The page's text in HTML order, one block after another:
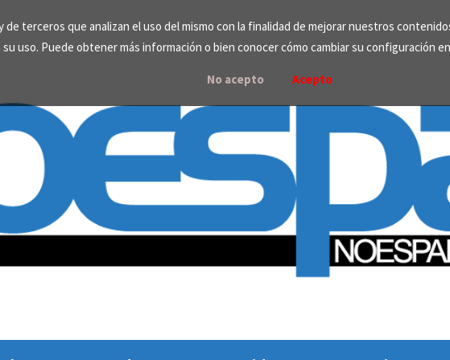
terceros que analizan el uso del mismo con la finalidad de mejorar nuestros
uso. Puede obtener más información o bien conocer cómo cambiar su configuración
No acepto Acepto